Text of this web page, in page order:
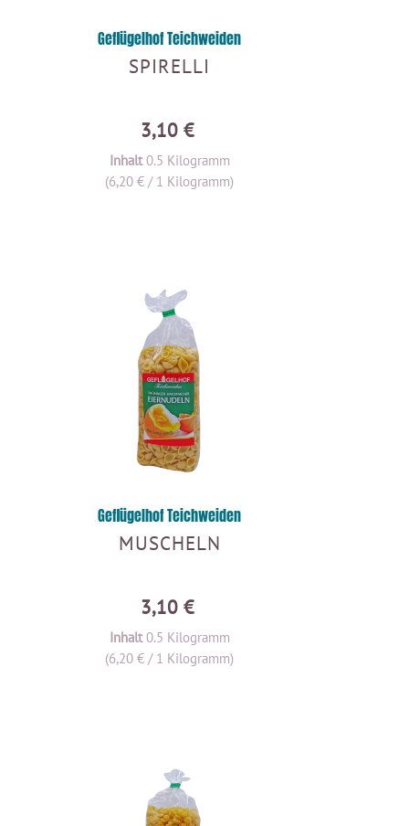
Geflügelhof Teichweiden
SPIRELLI
3,10 €
Inhalt0.5 Kilogramm
(6,20 € / 1 Kilogramm)
Geflügelhof Teichweiden
MUSCHELN
3,10 €
Inhalt 0.5 Kilogramm
(6,20 € / 1 Kilogramm)